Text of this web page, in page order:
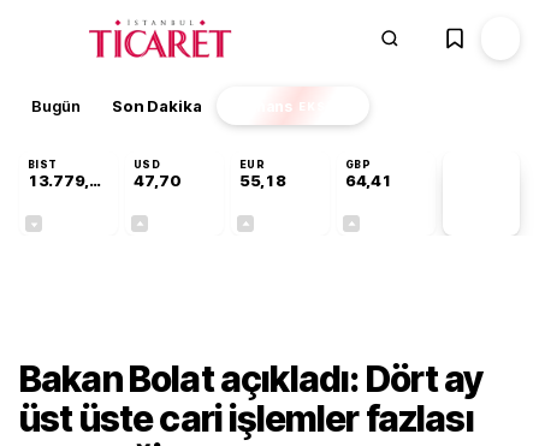
Bugün Son Dakika Finans EKSTRA
BIST
13.779,39
USD
47,70
EUR
55,18
GBP
64,41
Bakan Bolat açıkladı: Dört ay
üst üste cari işlemler fazlası